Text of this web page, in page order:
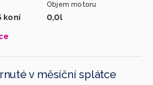
koní
Objem motoru
0,0l
v měsíční splátce